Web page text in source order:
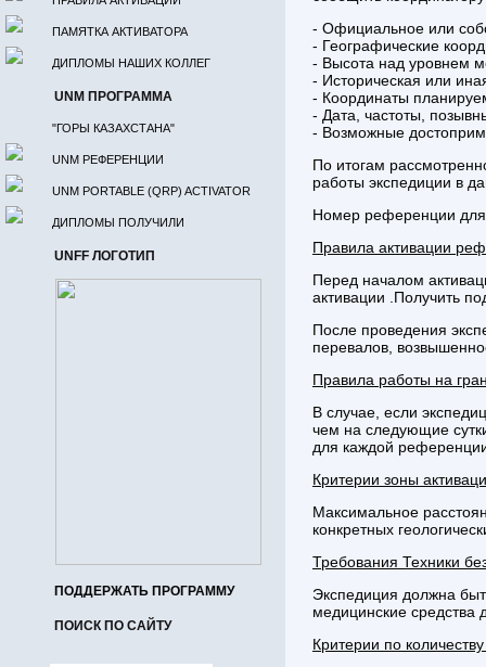
ПАМЯТКА АКТИВАТОРА
ДИПЛОМЫ НАШИХ КОЛЛЕГ
UNM ПРОГРАММА
"ГОРЫ КАЗАХСТАНА"
UNM РЕФЕРЕНЦИИ
UNM PORTABLE (QRP) ACTIVATOR
ДИПЛОМЫ ПОЛУЧИЛИ
UNFF ЛОГОТИП
ПОДДЕРЖАТЬ ПРОГРАММУ
ПОИСК ПО САЙТУ
- Официальное или
- Географические
- Высота над уровнем
- Историческая или
- Координаты
- Дата, частоты,
- Возможные
По итогам
работы экспедиции в
Номер референции для
Правила активации
Перед началом
активации .Получить
После проведения
перевалов,
Правила работы на
В случае, если
чем на следующие
для каждой
Критерии зоны
Максимальное
конкретных
Требования Техники
Экспедиция должна
медицинские средства
Критерии по